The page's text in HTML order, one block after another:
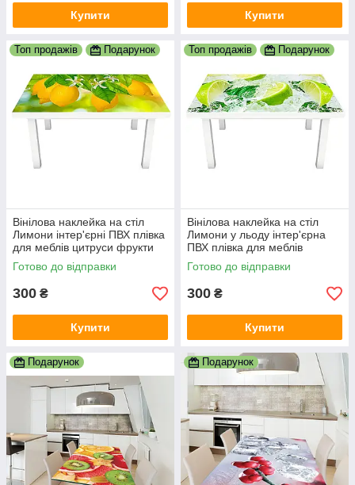
Купити Купити
Топ продажів Подарунок
Вінілова наклейка на стіл
Лимони інтер'єрні ПВХ плівка
для меблів цитруси фрукти
Жовтий 600х1200 мм
Готово до відправки
300 ₴
Купити
Топ продажів Подарунок
Вінілова наклейка на стіл
Лимони у льоду інтер'єрна
ПВХ плівка для меблів
цитруси м'ята Жовтий
600х1200 мм
Готово до відправки
300 ₴
Купити
Подарунок Подарунок